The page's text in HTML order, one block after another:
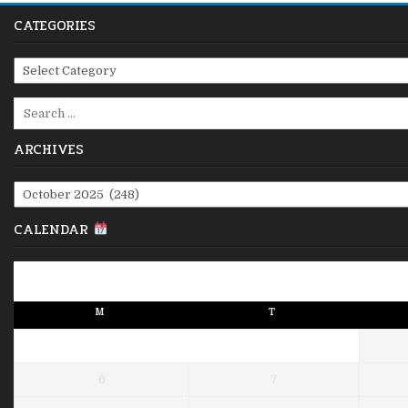
CATEGORIES
Categories
ARCHIVES
Archives
CALENDAR
M T
6 7